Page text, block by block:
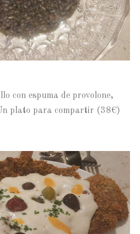
con espuma de provolone,
plato para compartir (38€)